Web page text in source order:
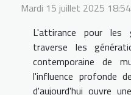
Mardi 15 juillet 2025 18:54
L'attirance pour les
traverse les
contemporaine de
l'influence profonde
d'aujourd'hui ouvre